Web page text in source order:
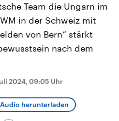
aus
USA
Aktuelle Beiträge,
Hintergründe
Wirtschaftlich und
gehören die Vereinigten
den mächtigsten Ländern
Team die Ungarn im
in der Schweiz mit
von Bern“ stärkt
nach dem
2024, 09:05 Uhr
Audio herunterladen